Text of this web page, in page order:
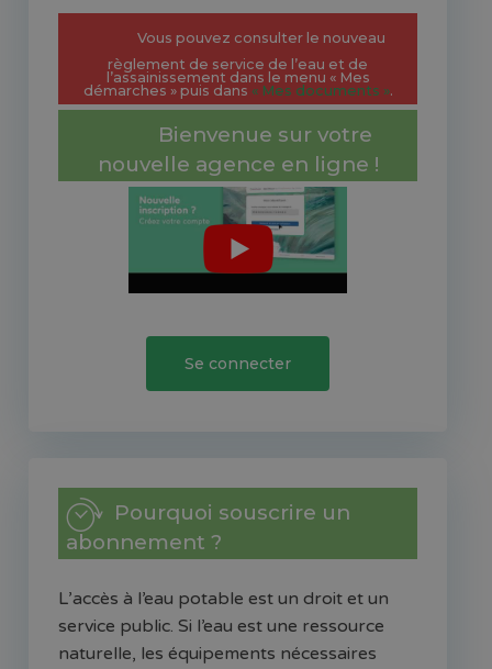
Vous pouvez consulter le nouveau
règlement de service de l’eau et de
l’assainissement dans le menu « Mes
démarches » puis dans « Mes documents ».
Bienvenue sur votre
nouvelle agence en ligne !
Se connecter
Pourquoi souscrire un
abonnement ?
L’accès à l’eau potable est un droit et un
service public. Si l’eau est une ressource
naturelle, les équipements nécessaires